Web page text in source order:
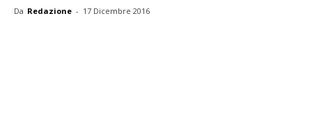
Da Redazione - 17 Dicembre 2016